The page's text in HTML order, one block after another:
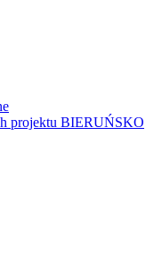
projektu BIERUŃSKO